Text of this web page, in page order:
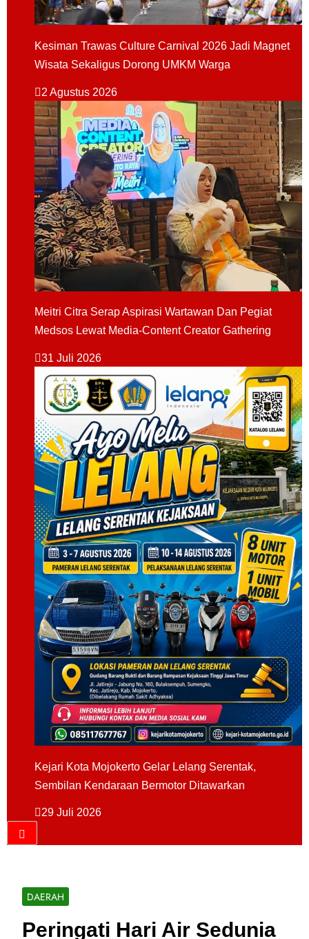
Kesiman Trawas Culture Carnival 2026 Jadi Magnet
Wisata Sekaligus Dorong UMKM Warga
2 Agustus 2026
Meitri Citra Serap Aspirasi Wartawan Dan Pegiat
Medsos Lewat Media-Content Creator Gathering
31 Juli 2026
Kejari Kota Mojokerto Gelar Lelang Serentak,
Sembilan Kendaraan Bermotor Ditawarkan
29 Juli 2026
DAERAH
Peringati Hari Air Sedunia